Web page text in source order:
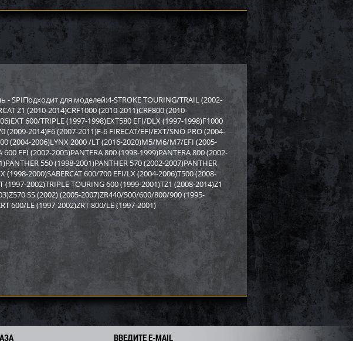
Бампер Arctic Cat/Yamaha SM-
12517
9 590 i 8 919i
671i Экономия
Бампер Yamaha SM-12530
2 750 i 2 558
192i Экономия
Бампер SPI для снегохода BRP
SM-12467
Бампер SPI для снегохода BRP
SM-12683
для моделей:4-STROKE TOURING/TRAIL (2002-
Z1 (2010-2014)CRF1000 (2010-2011)CRF800 (2010-
600/TRIPLE (1997-1998)EXT580 EFI/DLX (1997-1998)F1000
2014)F6 (2007-2011)F-6 FIRECAT/EFI/EXT/SNO PRO (2004-
(2004-2006)LYNX 2000 /LT (2016-2020)M5/M6/M7/EFI (2005-
EFI (2002-2005)PANTERA 800 (1998-1999)PANTERA 800 (2002-
550 (1998-2001)PANTHER 570 (2002-2007)PANTHER
(1998-2000)SABERCAT 600/700 EFI/LX (2004-2006)T500 (2008-
2002)TRIPLE TOURING 600 (1999-2001)TZ1 (2008-2014)Z1
SS (2002) (2005-2007)ZR440/500/600/800/900 (1995-
600/LE (1997-2002)ZRT 800/LE (1997-2001)
ВВЕДИТЕ E-MAIL